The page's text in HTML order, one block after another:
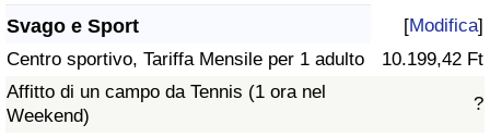
Svago e Sport [Modifica]
Centro sportivo, Tariffa Mensile per 1 adulto
10.199,42 Ft
Affitto di un campo da Tennis (1 ora nel
Weekend)
?